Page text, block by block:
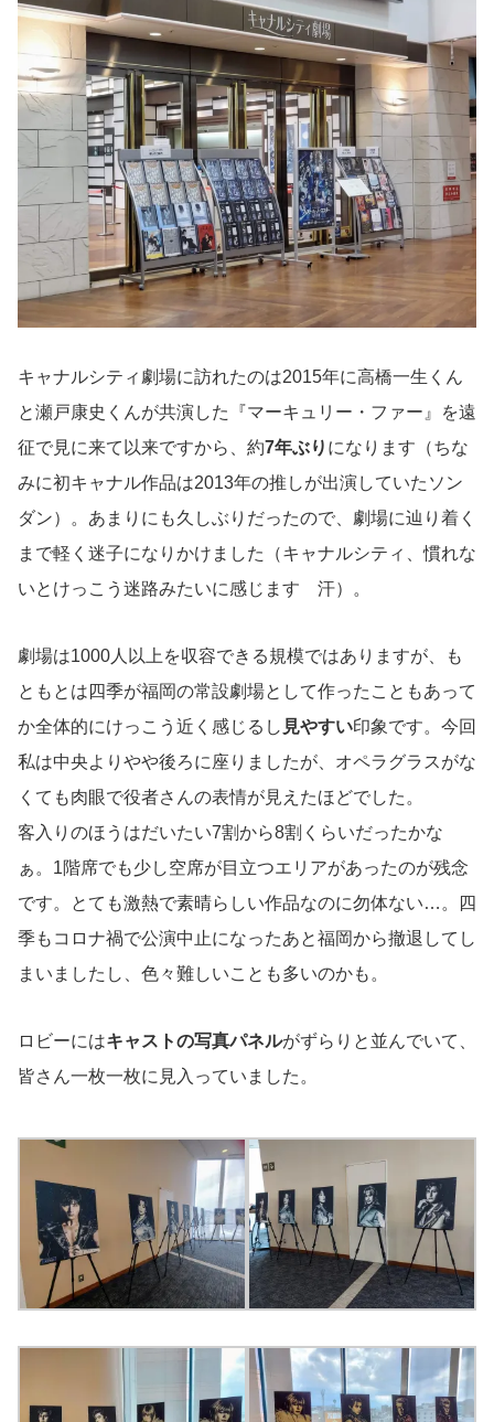
キャナルシティ劇場に訪れたのは2015年に高橋一生くん
と瀬戸康史くんが共演した『マーキュリー・ファー』を遠
征で見に来て以来ですから、約7年ぶり になります（ちな
みに初キャナル作品は2013年の推しが出演していたソン
ダン）。あまりにも久しぶりだったので、劇場に辿り着く
まで軽く迷子になりかけました（キャナルシティ、慣れな
いとけっこう迷路みたいに感じます 汗）。
劇場は1000人以上を収容できる規模ではありますが、も
ともとは四季が福岡の常設劇場として作ったこともあって
か全体的にけっこう近く感じるし 見やすい印象です。今回
私は中央よりやや後ろに座りましたが、オペラグラスがな
くても肉眼で役者さんの表情が見えたほどでした。
客入りのほうはだいたい7割から8割くらいだったかな
ぁ。1階席でも少し空席が目立つエリアがあったのが残念
です。とても激熱で素晴らしい作品なのに勿体ない…。四
季もコロナ禍で公演中止になったあと福岡から撤退してし
まいましたし、色々難しいことも多いのかも。
ロビーにはキャストの写真パネルがずらりと並んでいて、
皆さん一枚一枚に見入っていました。